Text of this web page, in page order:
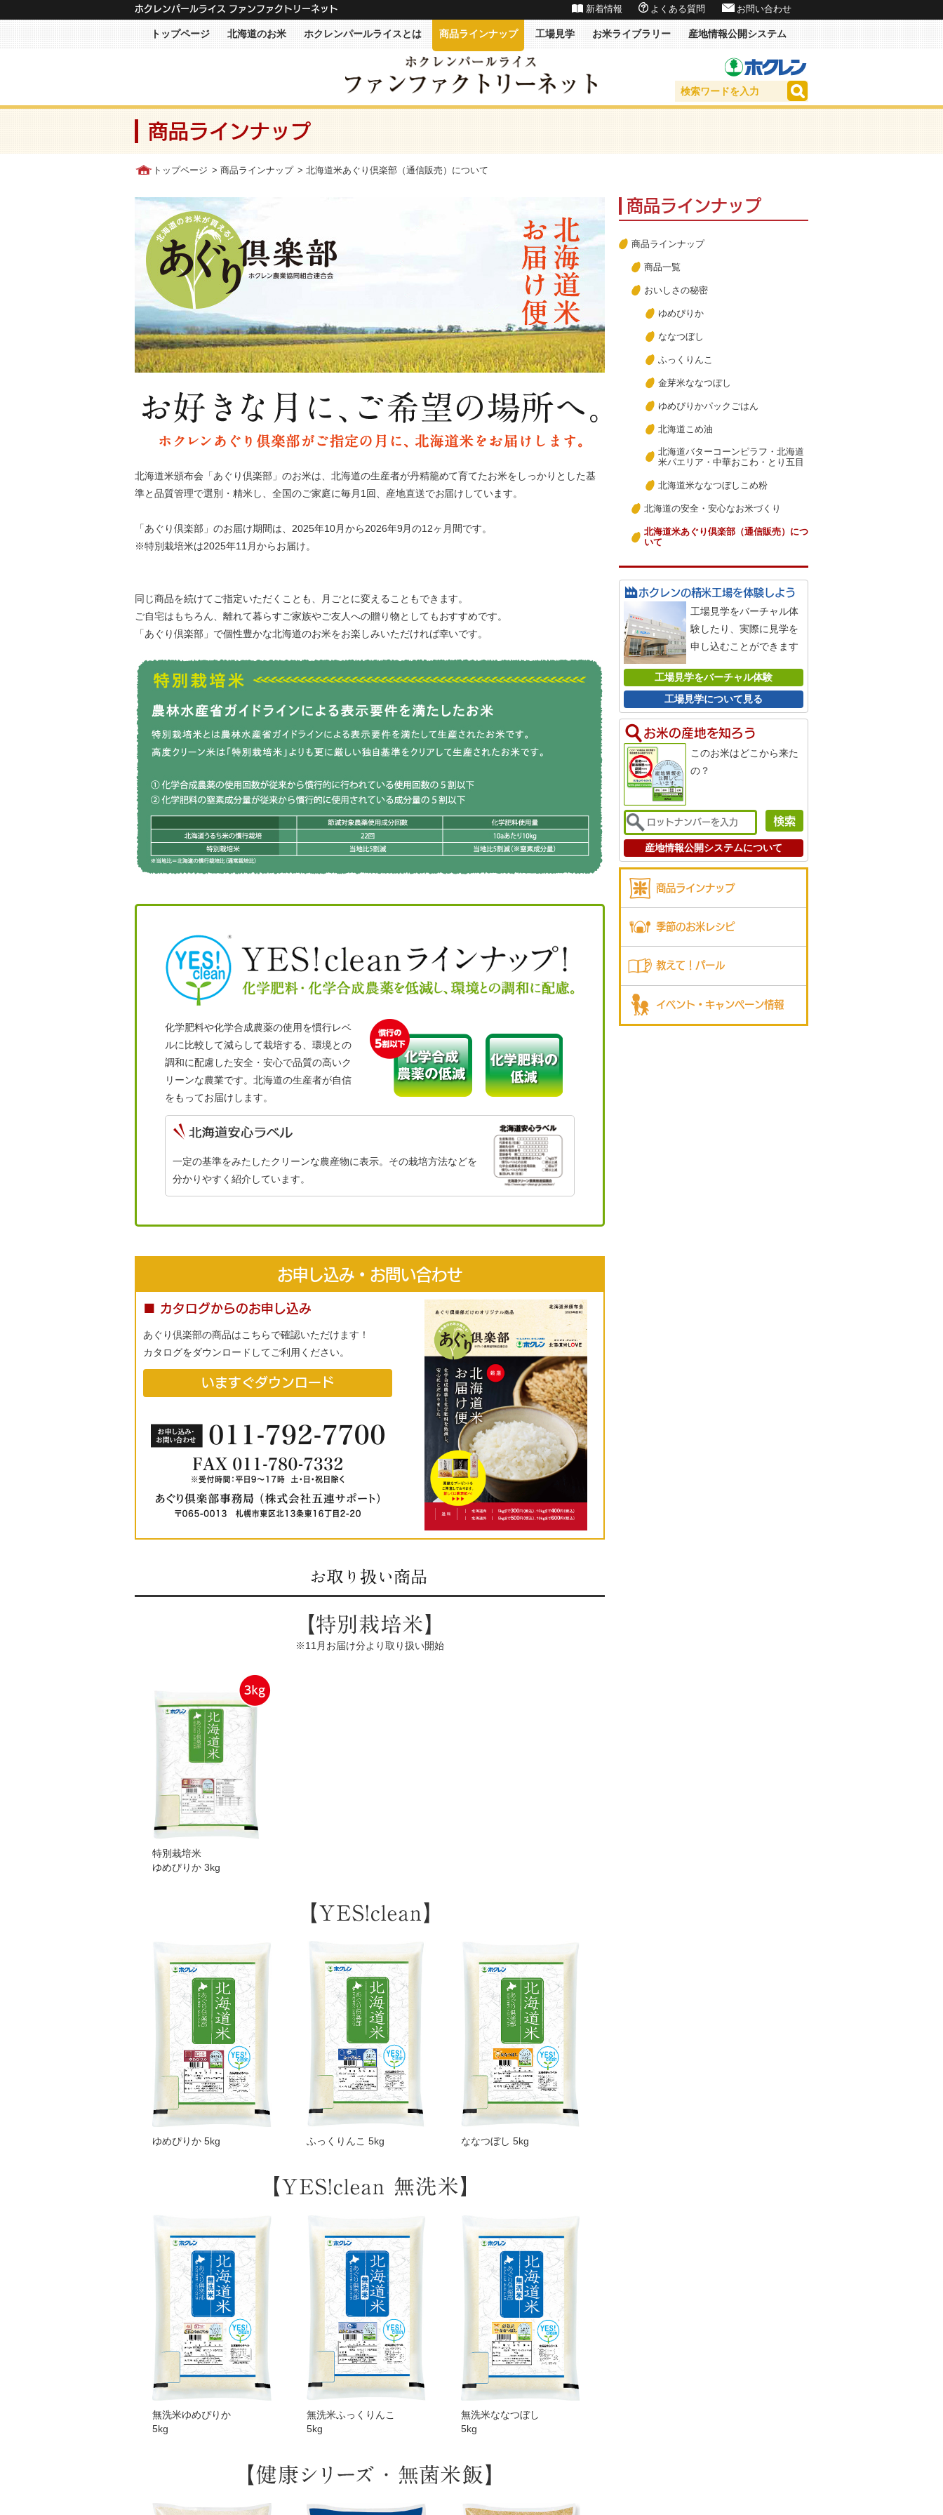
ホクレンパールライス ファンファクトリーネット 新着情報 よくある質問 お問い合わせ
トップページ 北海道のお米 ホクレンパールライスとは 商品ラインナップ 工場見学 お米ライブラリー 産地情報公開システム
商品ラインナップ
トップページ > 商品ラインナップ > 北海道米あぐり倶楽部（通信販売）について
北海道米頒布会「あぐり倶楽部」のお米は、北海道の生産者が丹精籠めて育てたお米をしっかりとした基
準と品質管理で選別・精米し、全国のご家庭に毎月1回、産地直送でお届けしています。
「あぐり倶楽部」のお届け期間は、2025年10月から2026年9月の12ヶ月間です。
※特別栽培米は2025年11月からお届け。
同じ商品を続けてご指定いただくことも、月ごとに変えることもできます。
ご自宅はもちろん、離れて暮らすご家族やご友人への贈り物としてもおすすめです。
「あぐり倶楽部」で個性豊かな北海道のお米をお楽しみいただければ幸いです。
化学肥料や化学合成農薬の使用を慣行レベ
ルに比較して減らして栽培する、環境との
調和に配慮した安全・安心で品質の高いク
リーンな農業です。北海道の生産者が自信
をもってお届けします。
一定の基準をみたしたクリーンな農産物に表示。その栽培方法などを
分かりやすく紹介しています。
お申し込み・お問い合わせ
■ カタログからのお申し込み
あぐり倶楽部の商品はこちらで確認いただけます！
カタログをダウンロードしてご利用ください。
いますぐダウンロード
※11月お届け分より取り扱い開始
特別栽培米
ゆめぴりか 3kg
ゆめぴりか 5kg ふっくりんこ 5kg ななつぼし 5kg
無洗米ゆめぴりか
5kg
無洗米ふっくりんこ
5kg
無洗米ななつぼし
5kg
商品ラインナップ
商品ラインナップ
商品一覧
おいしさの秘密
ゆめぴりか
ななつぼし
ふっくりんこ
金芽米ななつぼし
ゆめぴりかパックごはん
北海道こめ油
北海道バターコーンピラフ・北海道
米パエリア・中華おこわ・とり五目
北海道米ななつぼしこめ粉
北海道の安全・安心なお米づくり
北海道米あぐり倶楽部（通信販売）につ
いて
ホクレンの精米工場を体験しよう
工場見学をバーチャル体
験したり、実際に見学を
申し込むことができます
工場見学をバーチャル体験
工場見学について見る
お米の産地を知ろう
このお米はどこから来た
の？
産地情報公開システムについて
商品ラインナップ
季節のお米レシピ
教えて！パール
イベント・キャンペーン情報